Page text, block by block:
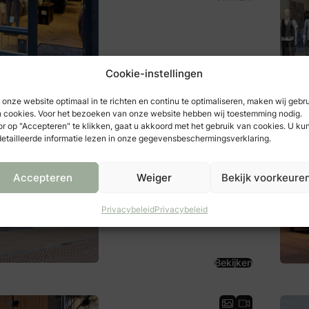
Cookie-instellingen
onze website optimaal in te richten en continu te optimaliseren, maken wij
cookies. Voor het bezoeken van onze website hebben wij toestemming nodig.
op "Accepteren" te klikken, gaat u akkoord met het gebruik van cookies. U
informatie lezen in onze gegevensbeschermingsverklaring.
Accepteren Weiger Bekijk
PrivacybeleidPrivacybeleid
Next
Jac Hensen Mannenmode -
3811 AK
Bekijken